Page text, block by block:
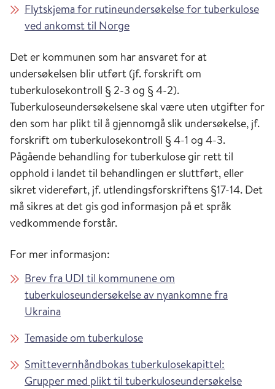
Flytskjema for rutineundersøkelse for tuberkulose
ved ankomst til Norge
Det er kommunen som har ansvaret for at
undersøkelsen blir utført (jf. forskrift om
tuberkulosekontroll § 2-3 og § 4-2).
Tuberkuloseundersøkelsene skal være uten utgifter for
den som har plikt til å gjennomgå slik undersøkelse, jf.
forskrift om tuberkulosekontroll § 4-1 og 4-3.
Pågående behandling for tuberkulose gir rett til
opphold i landet til behandlingen er sluttført, eller
sikret videreført, jf. utlendingsforskriftens §17-14. Det
må sikres at det gis god informasjon på et språk
vedkommende forstår.
For mer informasjon:
Brev fra UDI til kommunene om
tuberkuloseundersøkelse av nyankomne fra
Ukraina
Temaside om tuberkulose
Smittevernhåndbokas tuberkulosekapittel:
Grupper med plikt til tuberkuloseundersøkelse